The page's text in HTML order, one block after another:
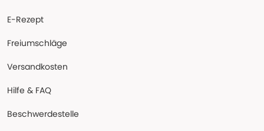
E-Rezept
Freiumschläge
Versandkosten
Hilfe & FAQ
Beschwerdestelle